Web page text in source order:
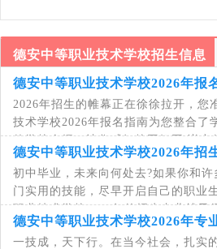
德安中等职业技术学校招生信息
德安中等职业技术学校2026年报
2026年招生的帷幕正在徐徐拉开，您
技术学校2026年报名指南为您整合了
的学校介绍，让您感知校园氛围;详实
确目标。本文将作为您的专属顾问，
德安中等职业技术学校2026年招
初中毕业，未来向何处去?如果你和
门实用的技能，尽早开启自己的职业
职业技术学校2026年的招生专业就显
场需求，精心设置了多个热门且好就
德安中等职业技术学校2026年专
一技成，天下行。在当今社会，扎实